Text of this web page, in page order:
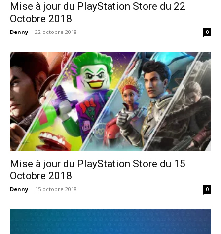
Mise à jour du PlayStation Store du 22
Octobre 2018
Denny - 22 octobre 2018 0
Mise à jour du PlayStation Store du 15
Octobre 2018
Denny - 15 octobre 2018 0